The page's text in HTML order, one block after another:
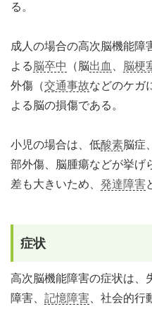
る。
成人の場合の高次脳機能障
よる 脳卒中 （脳出血 脳梗
外傷（交通事故などのケガ
よる脳の損傷である。
小児の場合は、低酸素脳症、
部外傷、脳腫瘍などが挙げ
差も大きいため、 発達障害
症状
高次脳機能障害の症状は、
障害、 記憶障害 、社会的